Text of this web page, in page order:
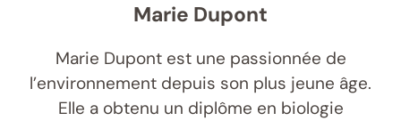
Marie Dupont
Marie Dupont est une passionnée de
l’environnement depuis son plus jeune âge.
Elle a obtenu un diplôme en biologie